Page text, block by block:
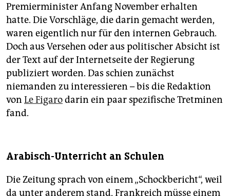
Premierminister Anfang November erhalten
hatte. Die Vorschläge, die darin gemacht werden,
waren eigentlich nur für den internen Gebrauch.
Doch aus Versehen oder aus politischer Absicht ist
der Text auf der Internetseite der Regierung
publiziert worden. Das schien zunächst
niemanden zu interessieren – bis die Redaktion
von Le Figarodarin ein paar spezifische Tretminen
fand.
Arabisch-Unterricht an Schulen
Die Zeitung sprach von einem „Schockbericht“, weil
da unter anderem stand, Frankreich müsse einem